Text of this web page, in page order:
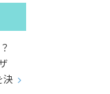
決